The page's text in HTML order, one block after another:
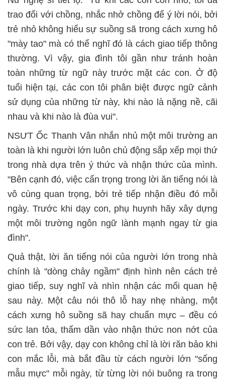
trao đổi với chồng, nhắc nhở chồng để ý lời nói, bởi
trẻ nhỏ không hiểu sự suồng sã trong cách xưng hô
"mày tao" mà có thể nghĩ đó là cách giao tiếp thông
thường. Vì vậy, gia đình tôi gần như tránh hoàn
toàn những từ ngữ này trước mặt các con. Ở độ
tuổi hiện tại, các con tôi phân biệt được ngữ cảnh
sử dụng của những từ này, khi nào là nặng nề, cãi
nhau và khi nào là đùa vui".
NSƯT Ốc Thanh Vân nhắn nhủ một môi trường an
toàn là khi người lớn luôn chủ động sắp xếp mọi thứ
trong nhà dựa trên ý thức và nhận thức của mình.
"Bên cạnh đó, việc cẩn trọng trong lời ăn tiếng nói là
vô cùng quan trọng, bởi trẻ tiếp nhận điều đó mỗi
ngày. Trước khi dạy con, phụ huynh hãy xây dựng
một môi trường ngôn ngữ lành mạnh ngay từ gia
đình".
Quả thật, lời ăn tiếng nói của người lớn trong nhà
chính là "dòng chảy ngầm" định hình nên cách trẻ
giao tiếp, suy nghĩ và nhìn nhận các mối quan hệ
sau này. Một câu nói thô lỗ hay nhẹ nhàng, một
cách xưng hô suồng sã hay chuẩn mực – đều có
sức lan tỏa, thấm dần vào nhận thức non nớt của
con trẻ. Bởi vậy, dạy con không chỉ là lời răn bảo khi
con mắc lỗi, mà bắt đầu từ cách người lớn "sống
mẫu mực" mỗi ngày, từ từng lời nói buông ra trong